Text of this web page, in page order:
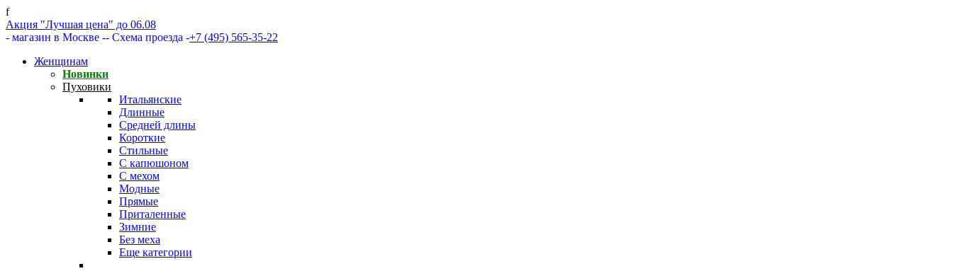
f
Акция "Лучшая цена" до 06.08
- магазин в Москве -- Схема проезда -+7 (495) 565-35-22
Женщинам
Новинки
Пуховики
Итальянские
Длинные
Средней длины
Короткие
Стильные
С капюшоном
С мехом
Модные
Прямые
Приталенные
Зимние
Без меха
Еще категории